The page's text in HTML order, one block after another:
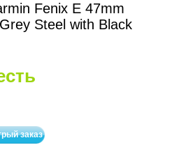
Fenix E 47mm
Steel with Black
заказ